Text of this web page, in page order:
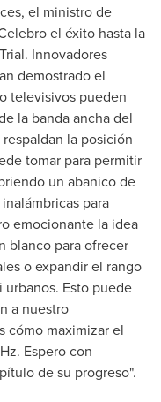
el ministro de
el éxito hasta la
Innovadores
demostrado el
televisivos pueden
la banda ancha del
la posición
tomar para permitir
un abanico de
para
emocionante la idea
blanco para ofrecer
o expandir el rango
Esto puede
a nuestro
cómo maximizar el
Espero con
de su progreso".